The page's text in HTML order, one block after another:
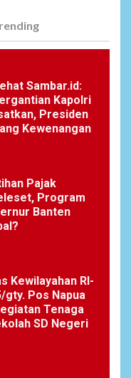
Sambar.id:
Kapolri
Presiden
Kewenangan
Pajak
Program
Banten
Kewilayahan RI-
gty. Pos Napua
Tenaga
SD Negeri